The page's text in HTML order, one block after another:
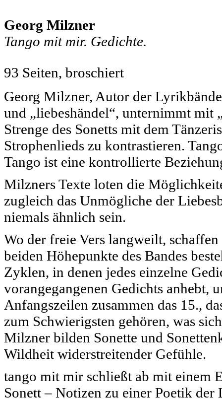
Georg Milzner
Tango mit mir. Gedichte.
93 Seiten, broschiert
Georg Milzner, Autor der
und „liebeshändel“, unternimmt mit
Strenge des Sonetts mit dem
Strophenlieds zu kontrastieren.
Tango ist eine kontrollierte
Milzners Texte loten die
zugleich das Unmögliche der
niemals ähnlich sein.
Wo der freie Vers langweilt,
beiden Höhepunkte des Bandes
Zyklen, in denen jedes einzelne
vorangegangenen Gedichts anhebt,
Anfangszeilen zusammen das 15.,
zum Schwierigsten gehören, was
Milzner bilden Sonette und
Wildheit widerstreitender Gefühle.
tango mit mir schließt ab mit einem
Sonett – Notizen zu einer Poetik